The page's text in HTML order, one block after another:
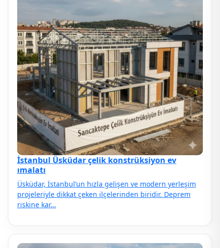
İstanbul Üsküdar çelik konstrüksiyon ev
ımalatı
Üsküdar, İstanbul’un hızla gelişen ve modern yerleşim
projeleriyle dikkat çeken ilçelerinden biridir. Deprem
riskine kar…